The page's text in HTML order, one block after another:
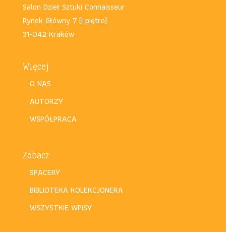
Salon Dzieł Sztuki Connaisseur
Rynek Główny 7 (I piętro)
31-042 Kraków
Więcej
O NAS
AUTORZY
WSPÓŁPRACA
Zobacz
SPACERY
BIBLIOTEKA KOLEKCJONERA
WSZYSTKIE WPISY